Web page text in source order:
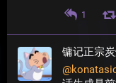
1
镛记正宗
@